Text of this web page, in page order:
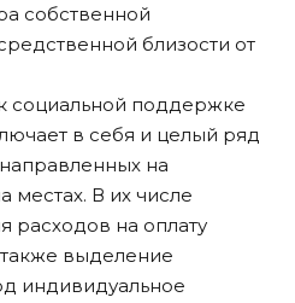
собственной
близости от
социальной поддержке
в себя и целый ряд
на
местах. В их числе
расходов на оплату
также выделение
индивидуальное